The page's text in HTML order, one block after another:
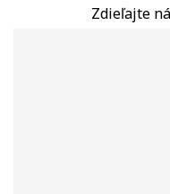
Zdieľajte